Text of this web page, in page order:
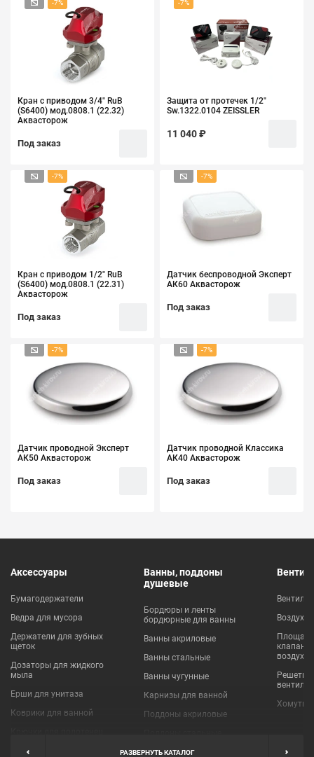
-7%
Кран с приводом 3/4" RuB
(S6400) мод.0808.1 (22.32)
Аквасторож
Под заказ
-7%
Защита от протечек 1/2"
Sw.1322.0104 ZEISSLER
11 040 ₽
-7%
Кран с приводом 1/2" RuB
(S6400) мод.0808.1 (22.31)
Аквасторож
Под заказ
-7%
Датчик беспроводной Эксперт
АК60 Аквасторож
Под заказ
-7%
Датчик проводной Эксперт
АК50 Аквасторож
Под заказ
-7%
Датчик проводной Классика
АК40 Аквасторож
Под заказ
Аксессуары
Бумагодержатели
Ведра для мусора
Держатели для зубных
щеток
Дозаторы для жидкого
мыла
Ерши для унитаза
Коврики для ванной
Мыльницы
Ванны, поддоны
душевые
Бордюры и ленты
бордюрные для ванны
Ванны акриловые
Ванны стальные
Ванны чугунные
Карнизы для ванной
Поддоны акриловые
Пробки для ванн
клапаны
Решетки
Хомуты
РАЗВЕРНУТЬ КАТАЛОГ